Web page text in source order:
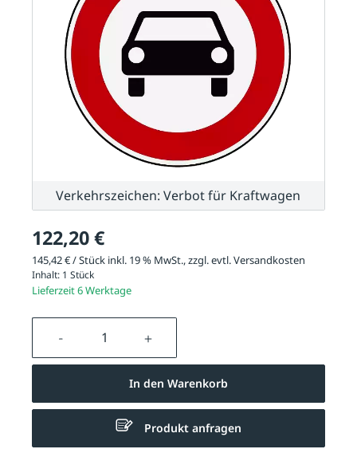
122,20 €
145,42 € / Stück inkl. 19 % MwSt., zzgl. evtl.Versandkosten
Inhalt: 1 Stück
Lieferzeit 6 Werktage
Produkt Anzahl: Gib den
In den Warenkorb
Produkt anfragen
Verkehrszeichen: Verbot für Kraftwagen